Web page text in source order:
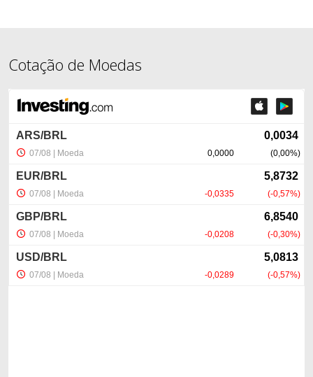
Cotação de Moedas